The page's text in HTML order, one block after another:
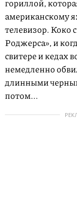
гориллой,
американскому
телевизор. Коко
Роджерса», и
свитере и кедах
немедленно
длинными
потом...